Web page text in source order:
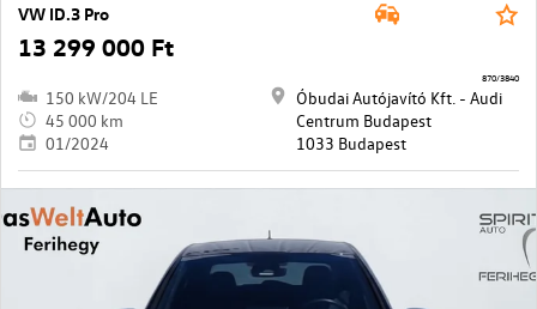
VW ID.3 Pro
13 299 000 Ft
150 kW/204 LE
45 000 km
01/2024
Óbudai Autójavító Kft. - Audi
Centrum Budapest
1033 Budapest
870/3840